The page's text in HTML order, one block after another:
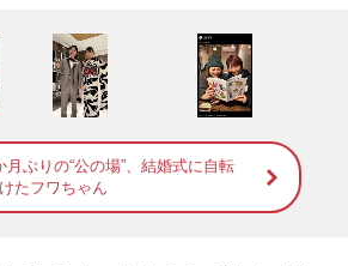
月ぶりの“公の場”、結婚式に自転
たフワちゃん